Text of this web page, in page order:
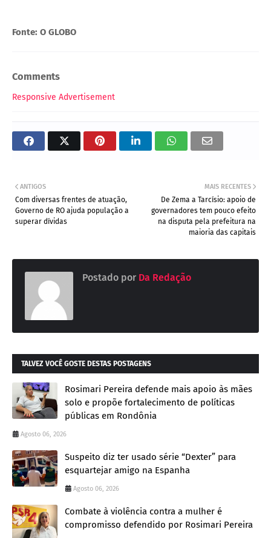
Fonte: O GLOBO
Comments
Responsive Advertisement
MAIS RECENTES
De Zema a Tarcísio: apoio de
governadores tem pouco efeito
na disputa pela prefeitura na
maioria das capitais
ANTIGOS
Com diversas frentes de atuação,
Governo de RO ajuda população a
superar dívidas
Postado por Da Redação
TALVEZ VOCÊ GOSTE DESTAS POSTAGENS
Rosimari Pereira defende mais apoio às mães
solo e propõe fortalecimento de políticas
públicas em Rondônia
Agosto 06, 2026
Suspeito diz ter usado série “Dexter” para
esquartejar amigo na Espanha
Agosto 06, 2026
Combate à violência contra a mulher é
compromisso defendido por Rosimari Pereira